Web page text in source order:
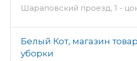
Шараповский проезд, 1 -
Белый Кот, магазин
уборки